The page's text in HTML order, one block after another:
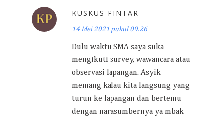
KUSKUS PINTAR
14 Mei 2021 pukul 09.26
Dulu waktu SMA saya suka
mengikuti survey, wawancara atau
observasi lapangan. Asyik
memang kalau kita langsung yang
turun ke lapangan dan bertemu
dengan narasumbernya ya mbak